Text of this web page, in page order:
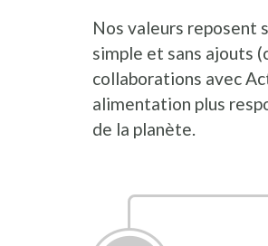
Nos valeurs reposent
simple et sans ajouts
collaborations avec
alimentation plus
de la planète.